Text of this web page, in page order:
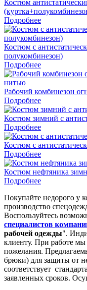
Костюм
Подробнее
Костюм с
полукомбинезон)
Подробнее
Рабочий комбинезон
Подробнее
Костюм зимний с
Подробнее
Костюм с
Подробнее
Костюм нефтяника
Подробнее
Покупайте недорого у
производство
Воспользуйтесь
специалистов
рабочей одежды".
клиенту. При работе
пожелания.
брюки) для защиты от
соответствует
заявленных сроков.